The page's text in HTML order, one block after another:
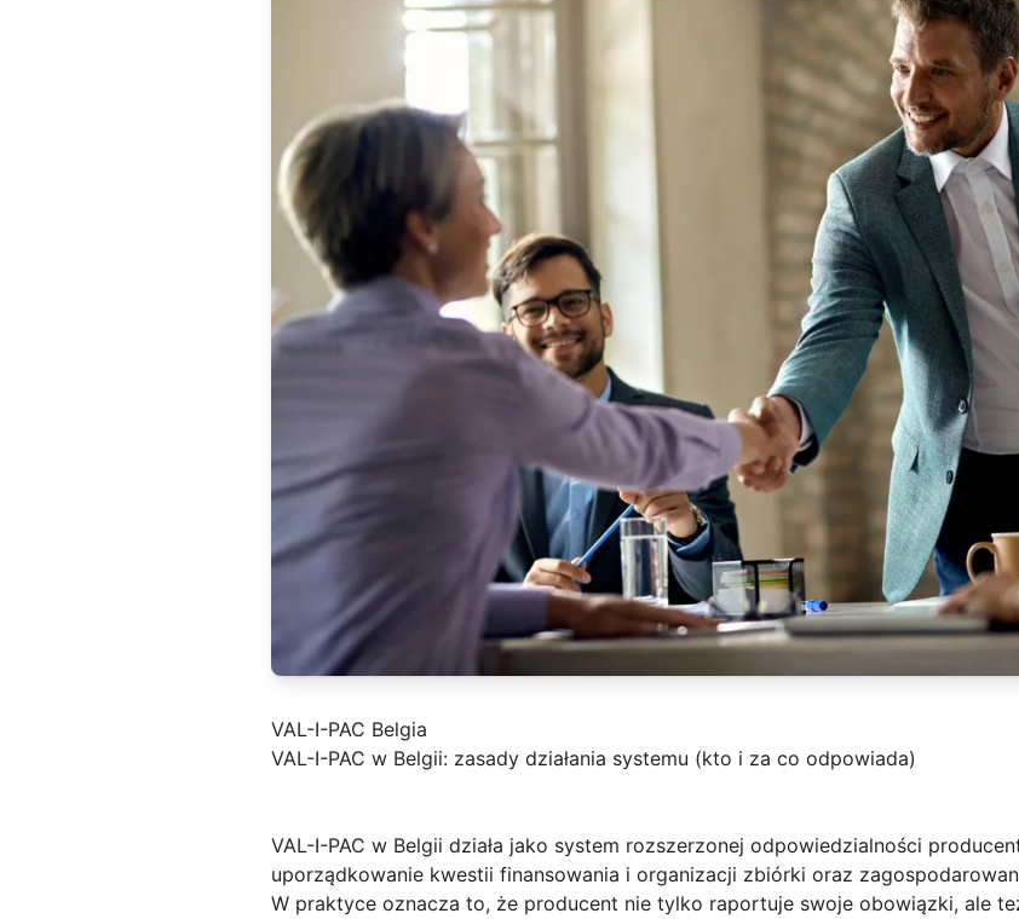
VAL-I-PAC Belgia
VAL-I-PAC w Belgii: zasady działania systemu (kto i za co odpowiada)
VAL-I-PAC w Belgii działa jako system rozszerzonej odpowiedzialności
uporządkowanie kwestii finansowania i organizacji zbiórki oraz
W praktyce oznacza to, że producent nie tylko raportuje swoje obowiązki, ale